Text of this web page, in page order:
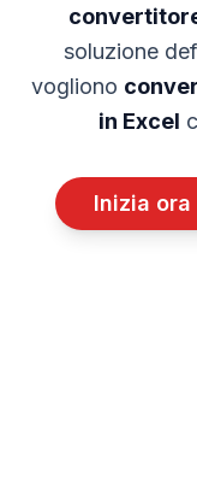
soluzione
vogliono
in Excel
Inizia